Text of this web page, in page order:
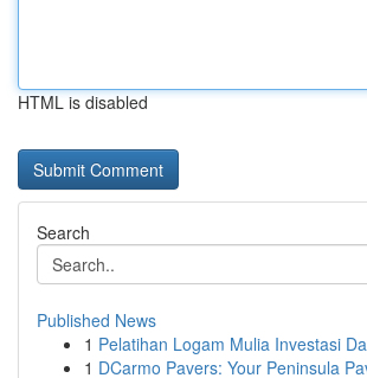
HTML is disabled
Search
Published News
1 Pelatihan Logam Mulia Investasi
1 DCarmo Pavers: Your Peninsula